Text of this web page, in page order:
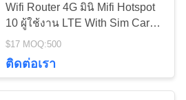
ตอร์ Volte
Wifi Router 4G มินิ Mifi Hotspot
10 ผู้ใช้งาน LTE With Sim Card
Slot
$17 MOQ:500
ติดต่อเรา